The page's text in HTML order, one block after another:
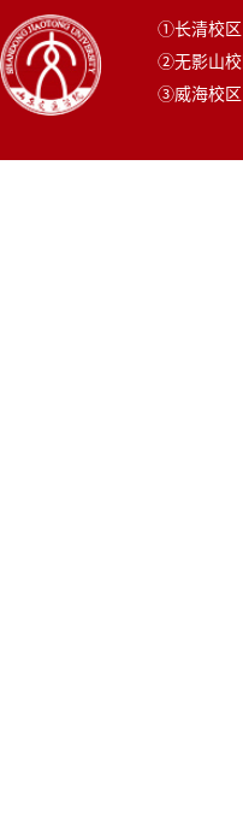
①长清校区
②无影山校
③威海校区